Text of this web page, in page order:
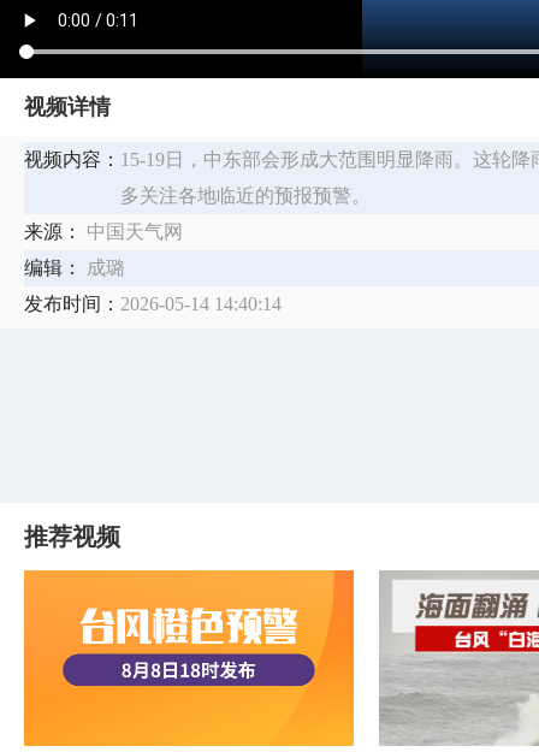
视频详情
视频内容： 15-19日，中东部会形成大范围明显降雨。这轮
多关注各地临近的预报预警。
来源：
中国天气网
编辑：
成璐
发布时间： 2026-05-14 14:40:14
推荐视频